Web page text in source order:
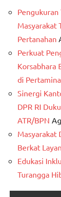
Pengukuran
Masyarakat
Pertanahan
Perkuat
Korsabhara
di
Sinergi
DPR RI
ATR/BPN
Masyarakat
Berkat
Edukasi
Turangga